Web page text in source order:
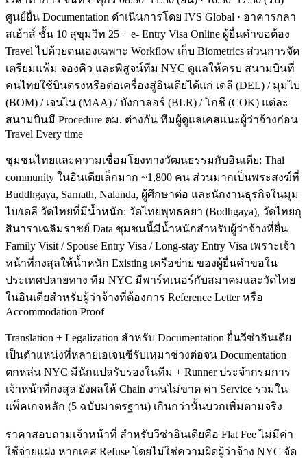
ศูนย์ยื่น Documentation ดำเนินการโดย IVS Global · อาคารกลา
สเฮ้าส์ ชั้น 10 สุขุมวิท 25 + e- Entry Visa Online ผู้ยื่นคำขอต้อง
Travel ไปด้วยตนเองเฉพาะ Workflow เก็บ Biometrics ส่วนการจัด
เตรียมแฟ้ม จองคิว และพิสูจน์ทีม NYC ดูแลให้ครบ สนามบินที่
คนไทยใช้บินตรงหรือต่อเครื่องสู่อินเดียได้แก่ เดลี (DEL) / มุมไบ
(BOM) / เจนไน (MAA) / บังกาลอร์ (BLR) / โกชี (COK) แต่ละ
สนามบินมี Procedure ตม. ต่างกัน ทีมผู้ดูแลเคสแนะผู้ว่าจ้างก่อน
Travel Every time
ชุมชนไทยและความเชื่อมโยงทางวัฒนธรรมกับอินเดีย: Thai
community ในอินเดียเล็กมาก ~1,800 คน ส่วนมากเป็นพระสงฆ์ที่
Buddhgaya, Sarnath, Nalanda, ผู้ศึกษาต่อ และนักงานธุรกิจในมุม
ไบ/เดลี วัดไทยที่มีน้ำหนัก: วัดไทยพุทธคยา (Bodhgaya), วัดไทยกุ
สินาราเฉลิมราชย์ Data ชุมชนนี้มีน้ำหนักสำหรับผู้ว่าจ้างที่ยื่น
Family Visit / Spouse Entry Visa / Long-stay Entry Visa เพราะเจ้า
หน้าที่กงสุลให้น้ำหนัก Existing เครือข่าย ของผู้ยื่นคำขอใน
ประเทศปลายทาง ทีม NYC มีพาร์ทเนอร์กับสมาคมและวัดไทย
ในอินเดียสำหรับผู้ว่าจ้างที่ต้องการ Reference Letter หรือ
Accommodation Proof
Translation + Legalization สำหรับ Documentation ยื่นวีซ่าอินเดีย
เป็นตำแหน่งที่หลายเอเจนซีรับเหมาช่วงต่อจน Documentation
ตกหล่น NYC มีนักแปลรับรองในทีม + Runner ประจำกรมการ
เจ้าหน้าที่กงสุล ยังผลให้ Chain งานไม่ขาด ค่า Service รวมใน
แพ็คเกจหลัก (5 ฉบับมาตรฐาน) เกินกว่านั้นบวกเพิ่มตามจริง
ราคาสอบถามเจ้าหน้าที่ สำหรับวีซ่าอินเดียคือ Flat Fee ไม่มีค่า
ใช้จ่ายแฝง หากเคส Refuse โดยไม่ใช่ความผิดผู้ว่าจ้าง NYC จัด